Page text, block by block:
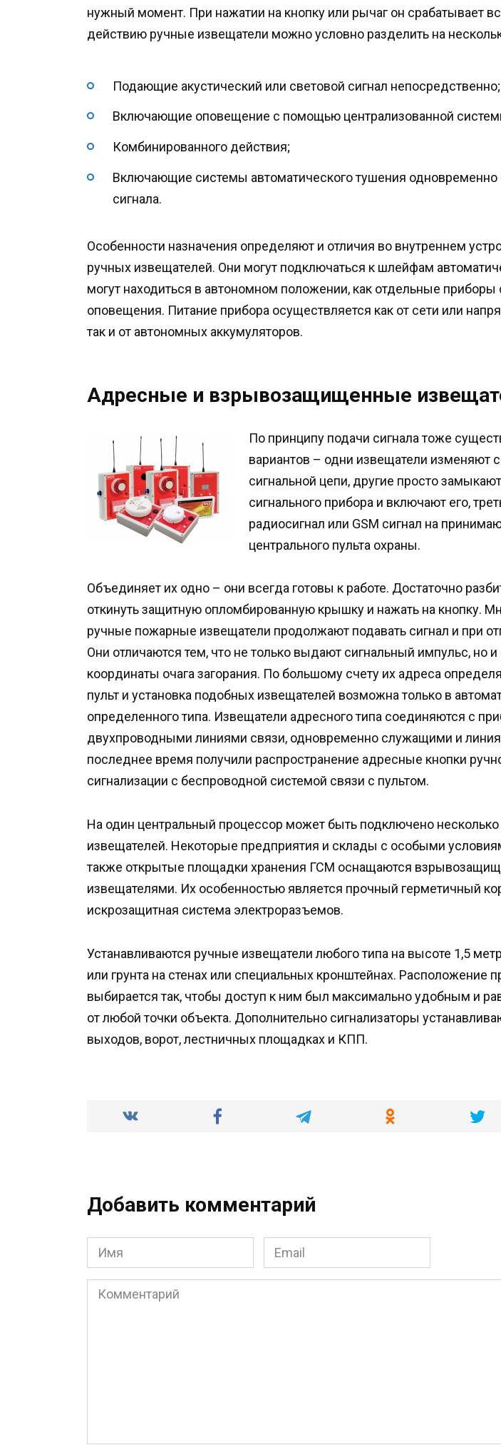
нужный момент. При нажатии на кнопку или рычаг он срабатывает
действию ручные извещатели можно условно разделить на
Подающие акустический или световой сигнал непосредственно;
Включающие оповещение с помощью централизованной
Комбинированного действия;
Включающие системы автоматического тушения одновременно
сигнала.
Особенности назначения определяют и отличия во внутреннем
ручных извещателей. Они могут подключаться к шлейфам
могут находиться в автономном положении, как отдельные приборы
оповещения. Питание прибора осуществляется как от сети или
так и от автономных аккумуляторов.
Адресные и взрывозащищенные
По принципу подачи сигнала тоже
вариантов – одни извещатели изменяют
сигнальной цепи, другие просто
сигнального прибора и включают его,
радиосигнал или GSM сигнал на
центрального пульта охраны.
Объединяет их одно – они всегда готовы к работе. Достаточно
откинуть защитную опломбированную крышку и нажать на кнопку.
ручные пожарные извещатели продолжают подавать сигнал и при
Они отличаются тем, что не только выдают сигнальный импульс, но
координаты очага загорания. По большому счету их адреса
пульт и установка подобных извещателей возможна только в
определенного типа. Извещатели адресного типа соединяются с
двухпроводными линиями связи, одновременно служащими и
последнее время получили распространение адресные кнопки
сигнализации с беспроводной системой связи с пультом.
На один центральный процессор может быть подключено несколько
извещателей. Некоторые предприятия и склады с особыми
также открытые площадки хранения ГСМ оснащаются
извещателями. Их особенностью является прочный герметичный
искрозащитная система электроразъемов.
Устанавливаются ручные извещатели любого типа на высоте 1,5
или грунта на стенах или специальных кронштейнах. Расположение
выбирается так, чтобы доступ к ним был максимально удобным и
от любой точки объекта. Дополнительно сигнализаторы
выходов, ворот, лестничных площадках и КПП.
Добавить комментарий
Имя
*
Email
*
Комментарий